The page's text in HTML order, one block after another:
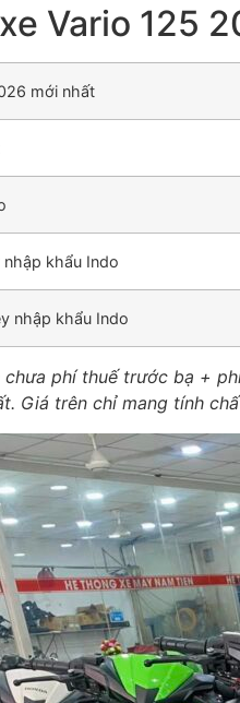
Vario 125
mới nhất
khẩu Indo
nhập khẩu Indo
chưa phí thuế trước bạ +
Giá trên chỉ mang tính